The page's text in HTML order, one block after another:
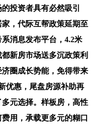
投资者具有必然吸引
，代际互帮政策延期至
消息发布平台，4.2米
新房市场送多沉政策利
圈成长势能，免得带来
优惠，尾盘房源补助再
元选择。样板房，高性
用，承载更多元的糊口